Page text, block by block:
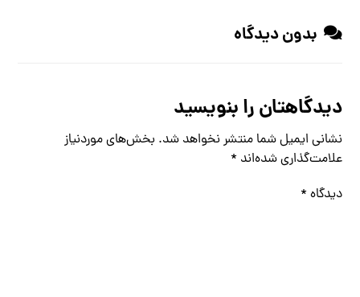
بدون دیدگاه
دیدگاهتان را بنویسید
نشانی ایمیل شما منتشر نخواهد شد. بخش‌های موردنیاز
علامت‌گذاری شده‌اند *
دیدگاه *